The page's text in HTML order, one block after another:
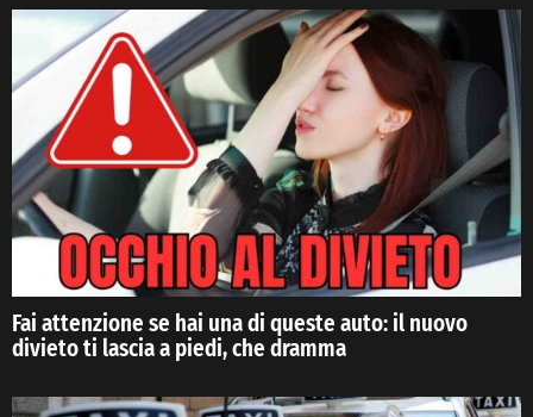
Fai attenzione se hai una di queste auto: il nuovo
divieto ti lascia a piedi, che dramma